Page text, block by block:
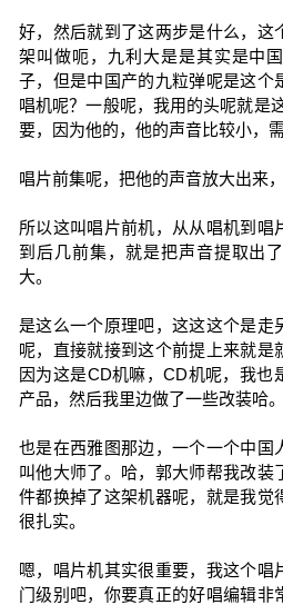
好，然后就到了这两步是什么，这
架叫做呃，九利大是是其实是中
子，但是中国产的九粒弹呢是这个
唱机呢？一般呢，我用的头呢就是
要，因为他的，他的声音比较小，
唱片前集呢，把他的声音放大出来
所以这叫唱片前机，从从唱机到唱
到后几前集，就是把声音提取出
大。
是这么一个原理吧，这这这个是走
呢，直接就接到这个前提上来就是
因为这是CD机嘛，CD机呢，我也
产品，然后我里边做了一些改装哈。
也是在西雅图那边，一个一个中国
叫他大师了。哈，郭大师帮我改装
件都换掉了这架机器呢，就是我觉
很扎实。
嗯，唱片机其实很重要，我这个唱
门级别吧，你要真正的好唱编辑非